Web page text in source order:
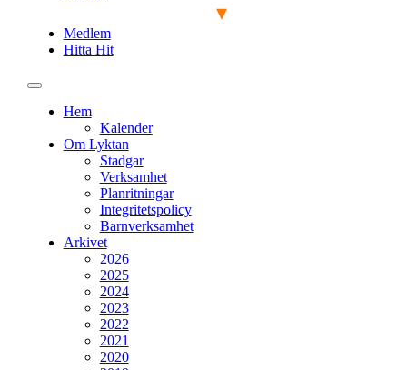
Medlem
Hitta Hit
Hem
Kalender
Om Lyktan
Stadgar
Verksamhet
Planritningar
Integritetspolicy
Barnverksamhet
Arkivet
2026
2025
2024
2023
2022
2021
2020